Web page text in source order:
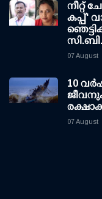
നീറ്റ്
കപ്പ്'
07 August
10
07 August